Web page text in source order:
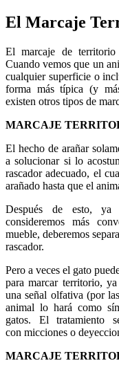
El Marcaje
El marcaje de
Cuando vemos que un
cualquier superficie o
forma más típica (y
existen otros tipos de
MARCAJE
El hecho de arañar
a solucionar si lo
rascador adecuado, el
arañado hasta que el
Después de esto,
consideremos más
mueble, deberemos
rascador.
Pero a veces el gato
para marcar territorio,
una señal olfativa (por
animal lo hará como
gatos. El tratamiento
con micciones o
MARCAJE